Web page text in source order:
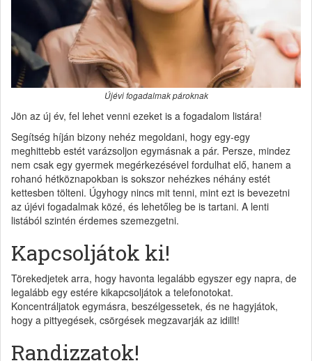
Újévi fogadalmak pároknak
Jön az új év, fel lehet venni ezeket is a fogadalom listára!
Segítség híján bizony nehéz megoldani, hogy egy-egy
meghittebb estét varázsoljon egymásnak a pár. Persze, mindez
nem csak egy gyermek megérkezésével fordulhat elő, hanem a
rohanó hétköznapokban is sokszor nehézkes néhány estét
kettesben tölteni. Úgyhogy nincs mit tenni, mint ezt is bevezetni
az újévi fogadalmak közé, és lehetőleg be is tartani. A lenti
listából szintén érdemes szemezgetni.
Kapcsoljátok ki!
Törekedjetek arra, hogy havonta legalább egyszer egy napra, de
legalább egy estére kikapcsoljátok a telefonotokat.
Koncentráljatok egymásra, beszélgessetek, és ne hagyjátok,
hogy a pittyegések, csörgések megzavarják az idillt!
Randizzatok!